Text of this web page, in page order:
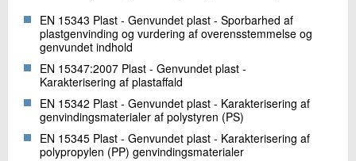
EN 15343 Plast - Genvundet plast - Sporbarhed af
plastgenvinding og vurdering af overensstemmelse og
genvundet indhold
EN 15347:2007 Plast - Genvundet plast -
Karakterisering af plastaffald
EN 15342 Plast - Genvundet plast - Karakterisering af
genvindingsmaterialer af polystyren (PS)
EN 15345 Plast - Genvundet plast - Karakterisering af
polypropylen (PP) genvindingsmaterialer